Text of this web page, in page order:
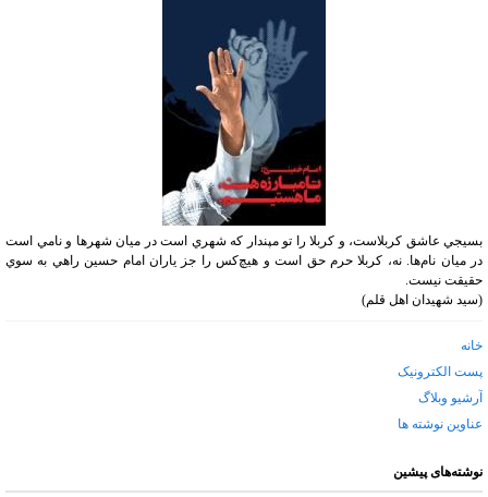
بسيجي عاشق كربلاست، و كربلا را تو مپندار كه شهري است در ميان شهرها و نامي است
در ميان نام‌ها. نه، كربلا حرم حق است و هيچ‌كس را جز ياران امام حسين راهي به سوي
حقيقت نيست.
(سید شهیدان اهل قلم)
خانه
پست الکترونیک
آرشیو وبلاگ
عناوین نوشته ها
نوشته‌های پیشین